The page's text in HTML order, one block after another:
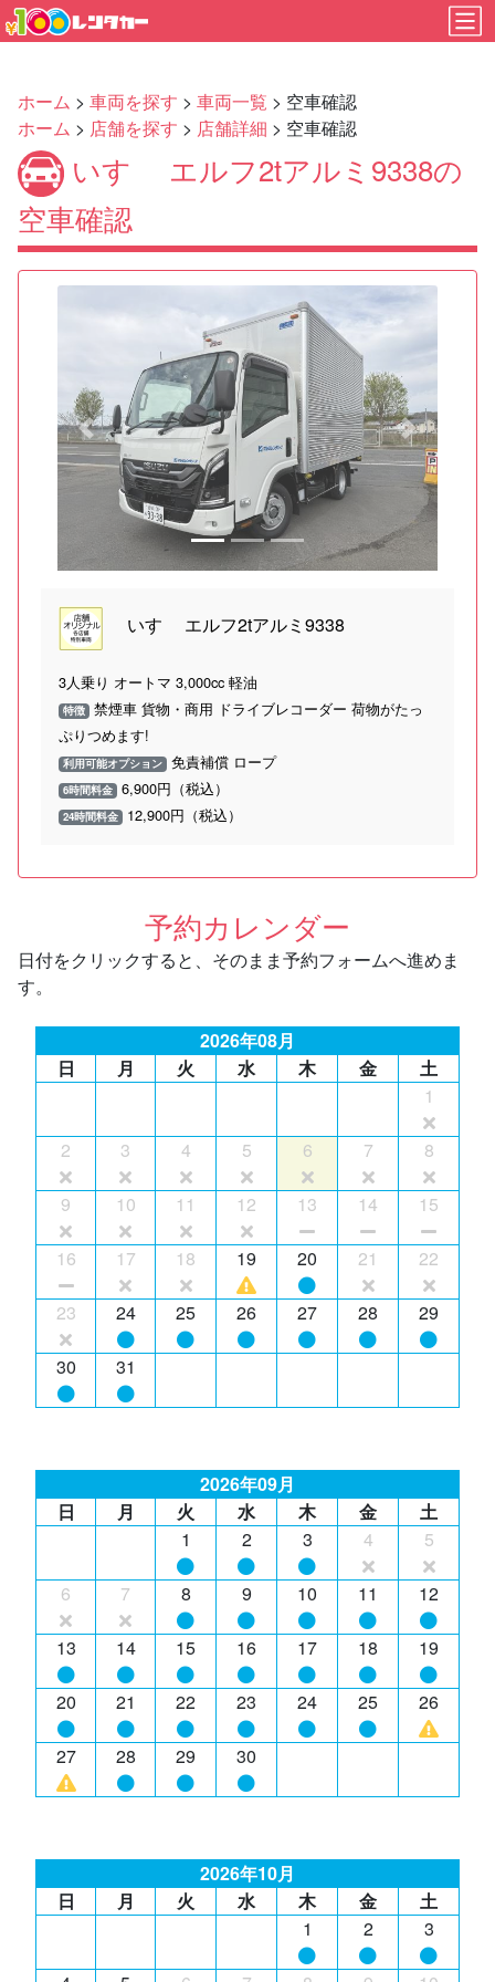
ホーム > 車両を探す > 車両一覧 > 空車確認
ホーム > 店舗を探す > 店舗詳細 > 空車確認
いすゞ エルフ2tアルミ9338の
空車確認
Previous Next
いすゞ エルフ2tアルミ9338
3人乗り オートマ 3,000cc 軽油
特徴 禁煙車 貨物・商用 ドライブレコーダー 荷物がたっ
ぷりつめます!
利用可能オプション 免責補償 ロープ
6時間料金 6,900円（税込）
24時間料金 12,900円（税込）
予約カレンダー
日付をクリックすると、そのまま予約フォームへ進めま
す。
2026年08月
日
月 火 水 木 金
土
1
2 3 4 5 6 7 8
9 10 11 12 13 14 15
16 17 18 19 20 21 22
23 24 25 26 27 28 29
30 31
2026年09月
日
月 火 水 木 金
土
1
2 3 4 5
6 7 8 9 10 11 12
13 14 15 16 17 18 19
20 21 22 23 24 25 26
27 28 29 30
2026年10月
日
月 火 水 木 金
土
1
2 3